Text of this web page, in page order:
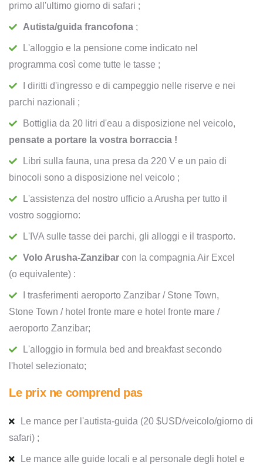
primo all'ultimo giorno di safari ;
Autista/guida francofona ;
L'alloggio e la pensione come indicato nel
programma così come tutte le tasse ;
I diritti d'ingresso e di campeggio nelle riserve e nei
parchi nazionali ;
Bottiglia da 20 litri d'eau a disposizione nel veicolo,
pensate a portare la vostra borraccia !
Libri sulla fauna, una presa da 220 V e un paio di
binocoli sono a disposizione nel veicolo ;
L'assistenza del nostro ufficio a Arusha per tutto il
vostro soggiorno:
L'IVA sulle tasse dei parchi, gli alloggi e il trasporto.
Volo Arusha-Zanzibar con la compagnia Air Excel
(o equivalente) :
I trasferimenti aeroporto Zanzibar / Stone Town,
Stone Town / hotel fronte mare e hotel fronte mare /
aeroporto Zanzibar;
L'alloggio in formula bed and breakfast secondo
l'hotel selezionato;
Le prix ne comprend pas
Le mance per l'autista-guida (20 $USD/veicolo/giorno di
safari) ;
Le mance alle guide locali e al personale degli hotel e